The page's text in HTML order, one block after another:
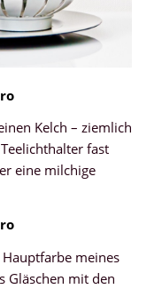
Kelch – ziemlich
fast
eine milchige
meines
Gläschen mit den